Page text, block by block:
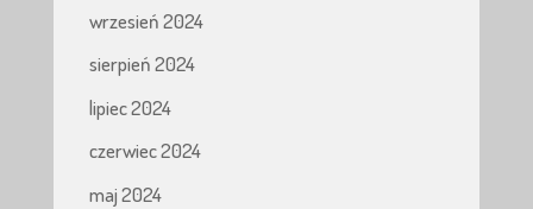
wrzesień 2024
sierpień 2024
lipiec 2024
czerwiec 2024
maj 2024